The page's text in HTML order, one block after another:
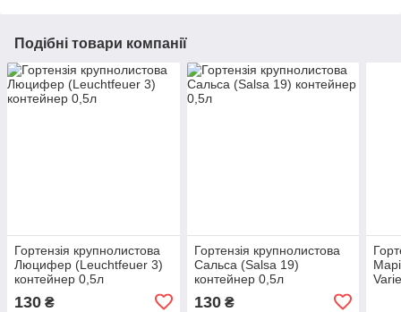
Подібні товари компанії
Гортензія крупнолистова
Люцифер (Leuchtfeuer 3)
контейнер 0,5л
130 ₴
Гортензія крупнолистова
Сальса (Salsa 19)
контейнер 0,5л
130₴